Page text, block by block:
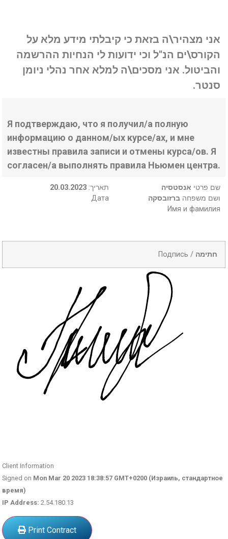
אני מצהיר\ה בזאת כי קיבלתי מידע מלא על
הקורס\ים הנ"ל וכי ידועות לי הנחיות ההרשמה
והביטול. אני מסכים\ה למלא אחר נהלי ניומן
סנטר.
Я подтверждаю, что я получил/а полную
информацию о данном/ых курсе/ах, и мне
известны правила записи и отмены курса/ов. Я
согласен/а выполнять правила Ньюмен центра.
20.03.2023 :תאריך
Дата
שם פרטי אנסטסיה
ושם משפחה ברזובסקה
Имя и фамилия
Подпись / חתימה
Client Information
Signed on Mon Mar 20 2023 18:38:57 GMT+0200 (Израиль, стандартное
время)
IP Address: 2.54.180.13
Print Contract